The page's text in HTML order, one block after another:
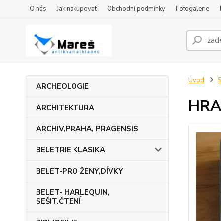
O nás Jak nakupovat Obchodní podmínky Fotogalerie
ARCHEOLOGIE
ARCHITEKTURA
ARCHIV,PRAHA, PRAGENSIS
BELETRIE KLASIKA
BELET-PRO ŽENY,DÍVKY
BELET- HARLEQUIN,
SEŠIT.ČTENÍ
Úvod